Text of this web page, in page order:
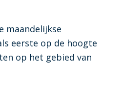
maandelijkse
eerste op de hoogte
op het gebied van